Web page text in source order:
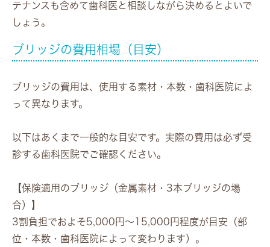
テナンスも含めて歯科医と相談しながら決めるとよいで
しょう。
ブリッジの費用相場（目安）
ブリッジの費用は、使用する素材・本数・歯科医院によ
って異なります。
以下はあくまで一般的な目安です。実際の費用は必ず受
診する歯科医院でご確認ください。
【保険適用のブリッジ（金属素材・3本ブリッジの場
合）】
3割負担でおよそ5,000円〜15,000円程度が目安（部
位・本数・歯科医院によって変わります）。